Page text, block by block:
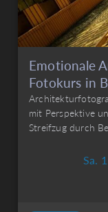
Emotionale
Fotokurs in
mit Perspektive
Streifzug durch
Sa.